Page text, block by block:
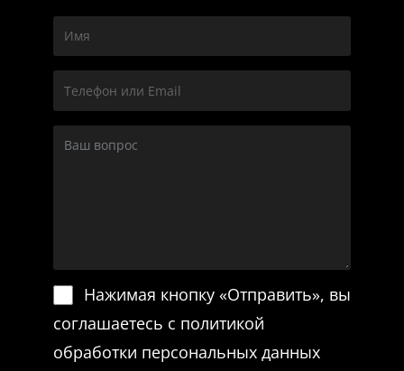
Нажимая кнопку «Отправить», вы
соглашаетесь с политикой
обработки персональных данных